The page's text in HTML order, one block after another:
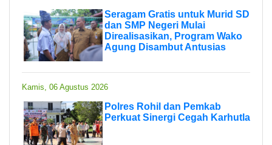
Seragam Gratis untuk Murid SD
dan SMP Negeri Mulai
Direalisasikan, Program Wako
Agung Disambut Antusias
Kamis, 06 Agustus 2026
Polres Rohil dan Pemkab
Perkuat Sinergi Cegah Karhutla